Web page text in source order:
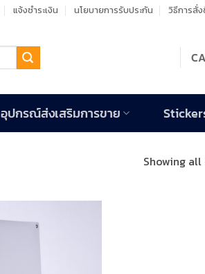
แจ้งชำระเงิน นโยบายการรับประกัน วิธีการสั่
อุปกรณ์ส่งเสริมการขาย
Showing